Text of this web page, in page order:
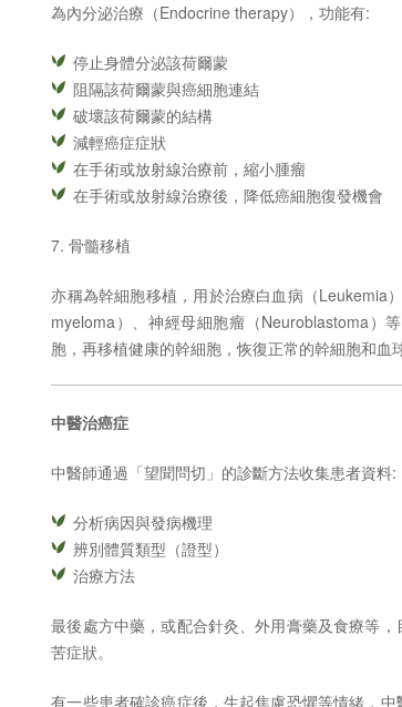
為內分泌治療（Endocrine therapy），功能有:
停止身體分泌該荷爾蒙
阻隔該荷爾蒙與癌細胞連結
破壞該荷爾蒙的結構
減輕癌症症狀
在手術或放射線治療前，縮小腫瘤
在手術或放射線治療後，降低癌細胞復發機會
7.骨髓移植
亦稱為幹細胞移植，用於治療白血病（Leukemia
myeloma）、神經母細胞瘤（Neuroblastoma）
胞，再移植健康的幹細胞，恢復正常的幹細胞和血球
中醫治癌症
中醫師通過「望聞問切」的診斷方法收集患者資料:
分析病因與發病機理
辨別體質類型（證型）
治療方法
最後處方中藥，或配合針灸、外用膏藥及食療等
苦症狀。
有一些患者確診癌症後，生起焦慮恐懼等情緒，